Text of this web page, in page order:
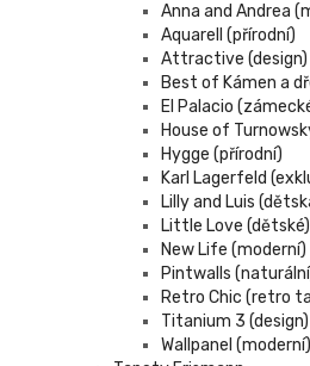
Anna and Andrea
Aquarell (přírodní)
Attractive (design)
Best of Kámen a
El Palacio
House of
Hygge (přírodní)
Karl Lagerfeld
Lilly and Luis
Little Love (dětské)
New Life (moderní)
Pintwalls
Retro Chic (retro
Titanium 3 (design)
Wallpanel (moderní)